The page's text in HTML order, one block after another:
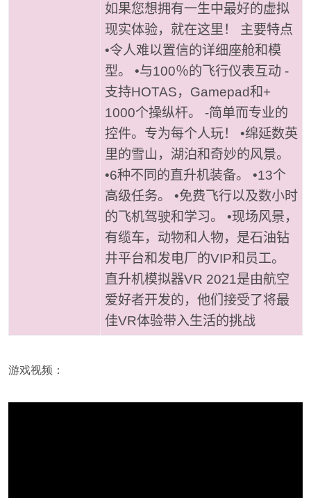
如果您想拥有一生中最好的虚拟
现实体验，就在这里！ 主要特点
•令人难以置信的详细座舱和模
型。 •与100％的飞行仪表互动 -
支持HOTAS，Gamepad和+
1000个操纵杆。 -简单而专业的
控件。专为每个人玩！ •绵延数英
里的雪山，湖泊和奇妙的风景。
•6种不同的直升机装备。 •13个
高级任务。 •免费飞行以及数小时
的飞机驾驶和学习。 •现场风景，
有缆车，动物和人物，是石油钻
井平台和发电厂的VIP和员工。
直升机模拟器VR 2021是由航空
爱好者开发的，他们接受了将最
佳VR体验带入生活的挑战
游戏视频：